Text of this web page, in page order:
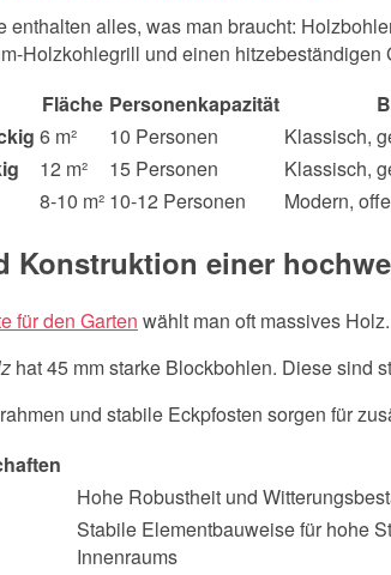
enthalten alles, was man braucht:
Holzkohlegrill und einen hitzebeständigen
Fläche Personenkapazität
6 m² 10 Personen
Klassisch,
12 m² 15 Personen
Klassisch,
8-10 m² 10-12 Personen Modern,
Konstruktion einer
für den Garten wählt man oft massives Holz.
hat 45 mm starke Blockbohlen. Diese sind
und stabile Eckpfosten sorgen für
Hohe Robustheit und
Stabile Elementbauweise für hohe
Innenraums